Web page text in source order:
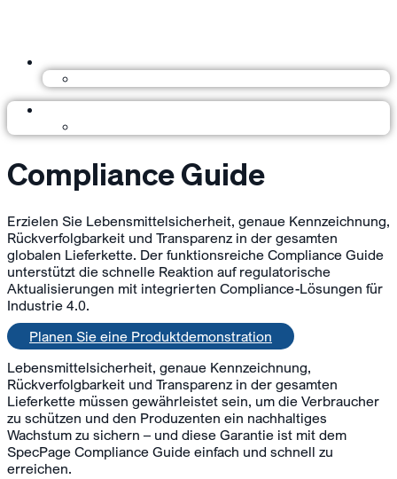
Compliance Guide
Erzielen Sie Lebensmittelsicherheit, genaue Kennzeichnung,
Rückverfolgbarkeit und Transparenz in der gesamten
globalen Lieferkette. Der funktionsreiche Compliance Guide
unterstützt die schnelle Reaktion auf regulatorische
Aktualisierungen mit integrierten Compliance-Lösungen für
Industrie 4.0.
Planen Sie eine Produktdemonstration
Lebensmittelsicherheit, genaue Kennzeichnung,
Rückverfolgbarkeit und Transparenz in der gesamten
Lieferkette müssen gewährleistet sein, um die Verbraucher
zu schützen und den Produzenten ein nachhaltiges
Wachstum zu sichern – und diese Garantie ist mit dem
SpecPage Compliance Guide einfach und schnell zu
erreichen.